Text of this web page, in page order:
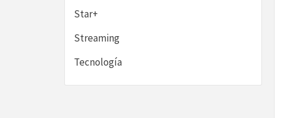
Star+
Streaming
Tecnología